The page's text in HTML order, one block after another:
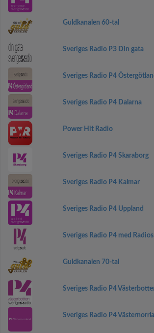
Guldkanalen 60-tal
Sveriges Radio P3 Din gata
Sveriges Radio P4
Sveriges Radio P4 Dalarna
Power Hit Radio
Sveriges Radio P4 Skaraborg
Sveriges Radio P4 Kalmar
Sveriges Radio P4 Uppland
Sveriges Radio P4 med
Guldkanalen 70-tal
Sveriges Radio P4
Sveriges Radio P4